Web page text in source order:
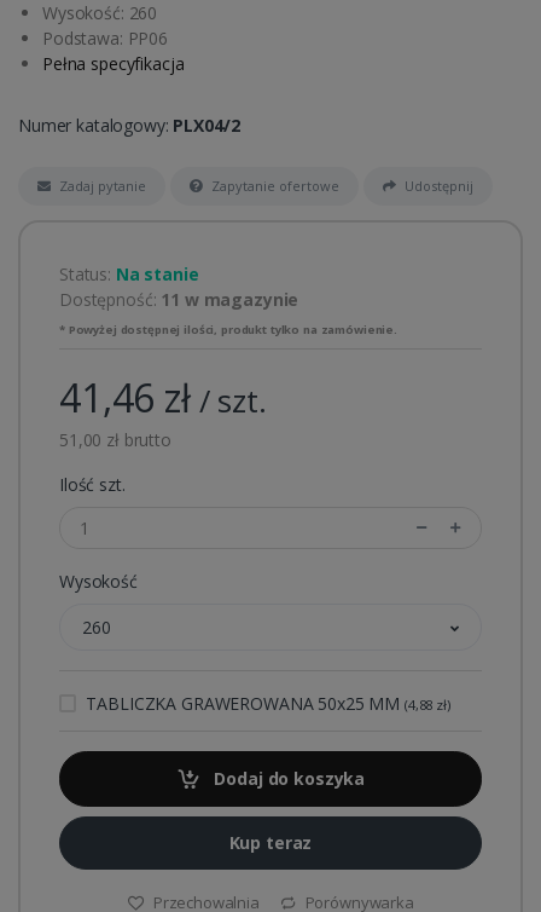
Wysokość: 260
Podstawa: PP06
Pełna specyfikacja
Numer katalogowy: PLX04/2
Zadaj pytanie Zapytanie ofertowe Udostępnij
Status: Na stanie
Dostępność: 11 w magazynie
* Powyżej dostępnej ilości, produkt tylko na zamówienie.
41,46 zł/ szt.
51,00 zł brutto
Ilość szt.
Wysokość
260
TABLICZKA GRAWEROWANA 50x25 MM (4,88 zł)
Dodaj do koszyka
Kup teraz
Przechowalnia Porównywarka